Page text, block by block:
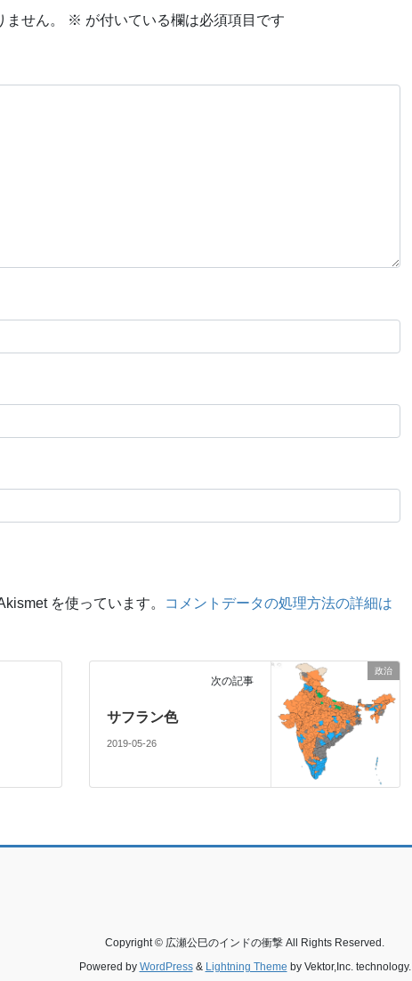
せん。 ※ が付いている欄は必須項目です
を使っています。
コメントデータの処理方法の詳細は
政治
次の記事
サフラン色
2019-05-26
Copyright © 広瀬公巳のインドの衝撃 All Rights Reserved.
Powered by WordPress& Lightning Theme by Vektor,Inc. technology.